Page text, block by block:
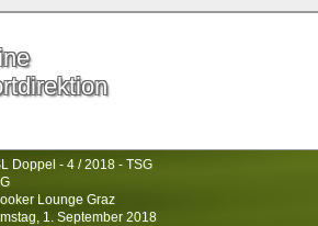
Doppel - 4 / 2018 - TSG
Lounge Graz
1. September 2018